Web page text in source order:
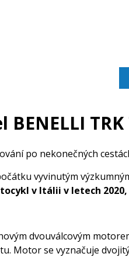
TRK
po nekonečných
vyvinutým
v Itálii v letech 2020,
dvouválcovým
Motor se vyznačuje